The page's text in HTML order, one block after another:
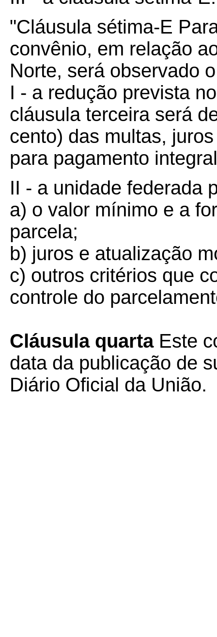
"Cláusula sétima-E
convênio, em relação
Norte, será observado
I - a redução prevista
cláusula terceira será
cento) das multas,
para pagamento
II - a unidade federada
a) o valor mínimo e a
parcela;
b) juros e atualização
c) outros critérios que
controle do
Cláusula quartaEste
data da publicação de
Diário Oficial da União.